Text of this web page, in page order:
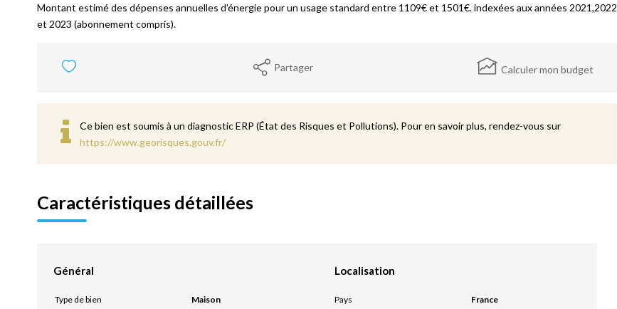
Montant estimé des dépenses annuelles d'énergie pour un usage standard entre 1109€ et 1501€. indexées aux années 2021,2022
et 2023 (abonnement compris).
Partager Calculer mon budget
Ce bien est soumis à un diagnostic ERP (État des Risques et Pollutions). Pour en savoir plus, rendez-vous sur
https://www.georisques.gouv.fr/
Caractéristiques détaillées
Général
Type de bien
Maison
Localisation
Pays
France